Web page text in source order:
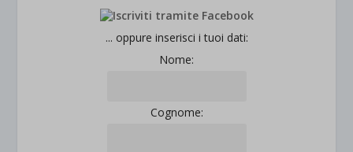
... oppure inserisci i tuoi dati:
Nome:
Cognome: